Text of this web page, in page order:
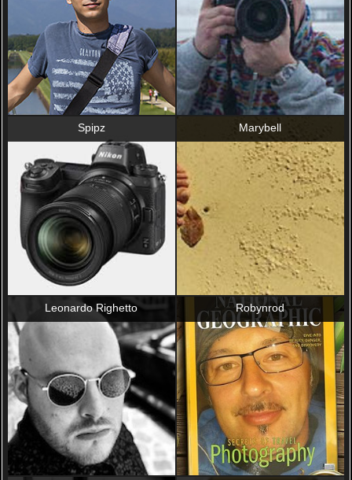
Spipz Marybell
Leonardo Righetto Robynrod